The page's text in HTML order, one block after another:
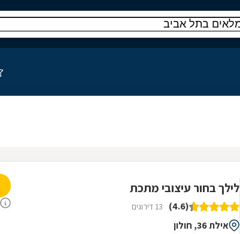
לילך בחור עיצובי מתכת
(4.6) 13 דירוגים
אילת 36, חולון